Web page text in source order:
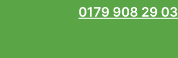
0179 908 29 03